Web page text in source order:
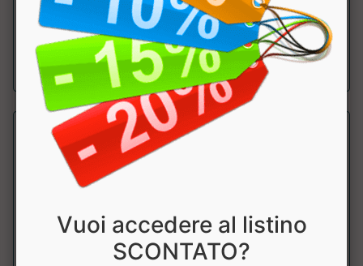
SCONTATO...
a partire da € 2.61
sconto 10%
Vuoi accedere al listino
SCONTATO?